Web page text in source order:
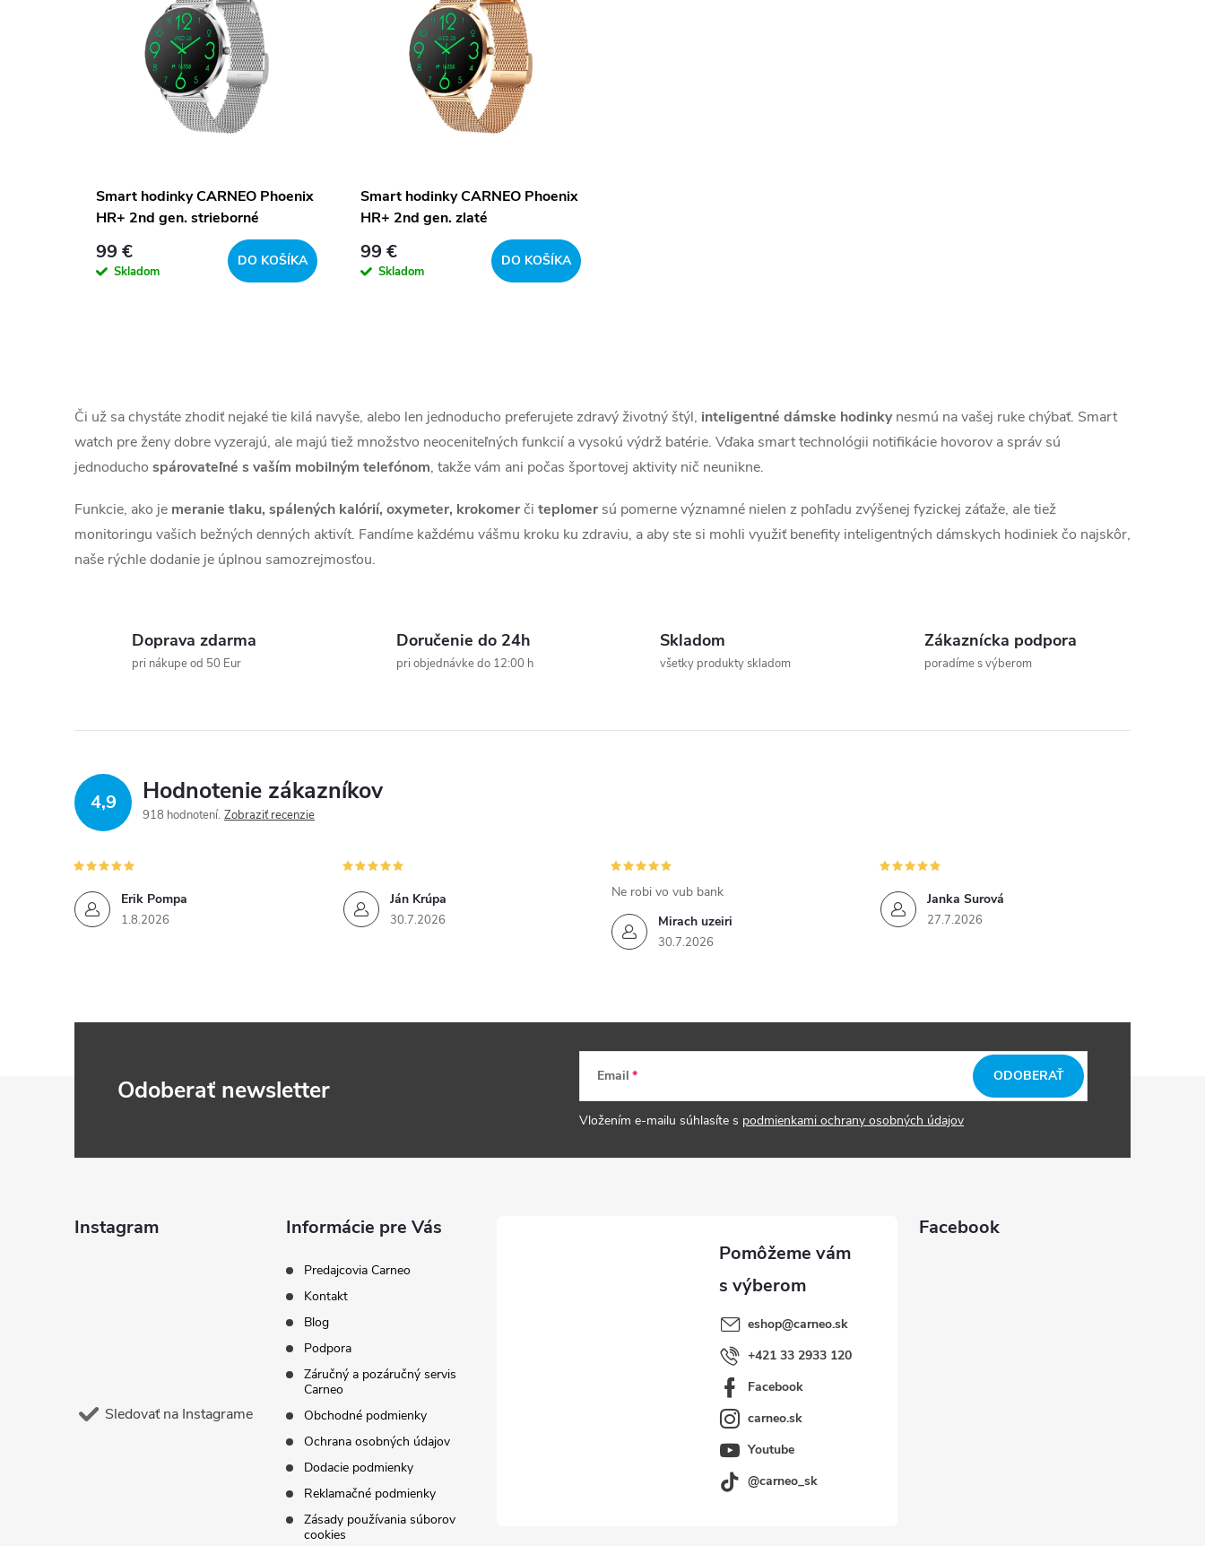
k
t
o
v
Smart hodinky CARNEO Phoenix
HR+ 2nd gen. strieborné
99 €
Skladom
DO KOŠÍKA
Smart hodinky CARNEO Phoenix
HR+ 2nd gen. zlaté
99 €
Skladom
DO KOŠÍKA
v
l
á
d
a
r
k
y
v
ý
s
Či už sa chystáte zhodiť nejaké tie kilá navyše, alebo len jednoducho preferujete zdravý životný štýl, inteligentné dámske hodinkynesmú na vašej ruke chýbať. Smart
watch pre ženy dobre vyzerajú, ale majú tiež množstvo neoceniteľných funkcií a vysokú výdrž batérie. Vďaka smart technológii notifikácie hovorov a správ sú
jednoducho spárovateľné s vaším mobilným telefónom, takže vám ani počas športovej aktivity nič neunikne.
Funkcie, ako je meranie tlaku, spálených kalórií, oxymeter, krokomerči teplomer sú pomerne významné nielen z pohľadu zvýšenej fyzickej záťaže, ale tiež
monitoringu vašich bežných denných aktivít. Fandíme každému vášmu kroku ku zdraviu, a aby ste si mohli využiť benefity inteligentných dámskych hodiniek čo najskôr,
naše rýchle dodanie je úplnou samozrejmosťou.
Doprava zdarma
pri nákupe od 50 Eur
Doručenie do 24h
pri objednávke do 12:00 h
Skladom
všetky produkty skladom
Zákaznícka podpora
poradíme s výberom
4,9 Hodnotenie zákazníkov
918 hodnotení Zobraziť recenzie
Erik Pompa
1.8.2026
Ján Krúpa
30.7.2026 Mirach uzeiri
30.7.2026
Ne robi vo vub bank Janka Surová
27.7.2026
Odoberať newsletter Email
Vložením e-mailu súhlasíte s podmienkami ochrany osobných údajov
ODOBERAŤ
Instagram
Sledovať na Instagrame
Informácie pre Vás
Predajcovia Carneo
Kontakt
Blog
Podpora
Záručný a pozáručný servis
Carneo
Obchodné podmienky
Ochrana osobných údajov
Dodacie podmienky
Reklamačné podmienky
Zásady používania súborov
cookies
eshop@carneo.sk
+421 33 2933 120
Facebook
carneo.sk
Youtube
@carneo_sk
Facebook